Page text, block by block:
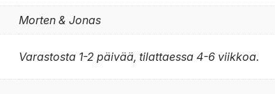
Morten & Jonas
Varastosta 1-2 päivää, tilattaessa 4-6 viikkoa.